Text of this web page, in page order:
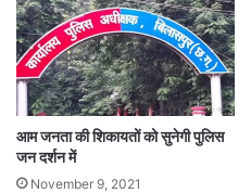
आम जनता की शिकायतों को सुनेगी पुलिस
जन दर्शन में
November 9, 2021